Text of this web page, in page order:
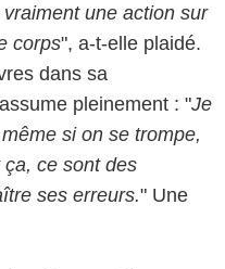
une action sur
corps", a-t-elle plaidé.
dans sa
pleinement : "Je
si on se trompe,
ce sont des
ses erreurs." Une